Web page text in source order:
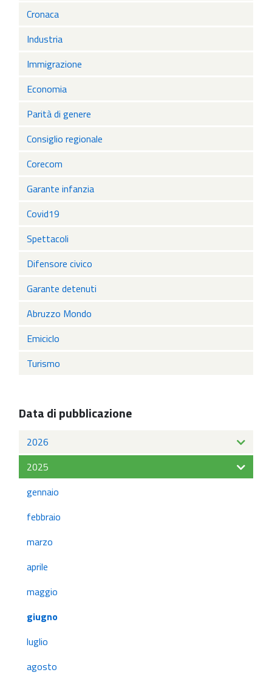
Cronaca
Industria
Immigrazione
Economia
Parità di genere
Consiglio regionale
Corecom
Garante infanzia
Covid19
Spettacoli
Difensore civico
Garante detenuti
Abruzzo Mondo
Emiciclo
Turismo
Data di pubblicazione
2026
2025
gennaio
febbraio
marzo
aprile
maggio
giugno
luglio
agosto